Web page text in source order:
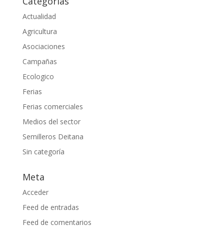
Actualidad
Agricultura
Asociaciones
Campañas
Ecologico
Ferias
Ferias comerciales
Medios del sector
Semilleros Deitana
Sin categoría
Meta
Acceder
Feed de entradas
Feed de comentarios